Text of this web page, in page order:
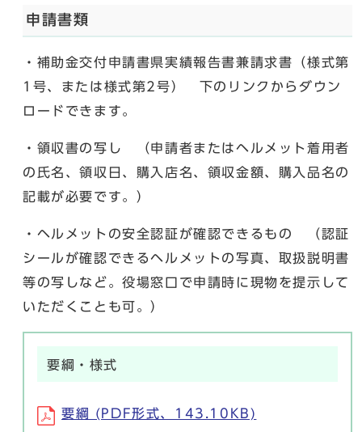
申請書類
・補助金交付申請書県実績報告書兼請求書（様式第
1号、または様式第2号） 下のリンクからダウン
ロードできます。
・領収書の写し （申請者またはヘルメット着用者
の氏名、領収日、購入店名、領収金額、購入品名の
記載が必要です。）
・ヘルメットの安全認証が確認できるもの （認証
シールが確認できるヘルメットの写真、取扱説明書
等の写しなど。役場窓口で申請時に現物を提示して
いただくことも可。）
要綱・様式
要綱 (PDF形式、143.10KB)